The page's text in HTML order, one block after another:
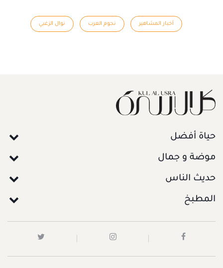
أخبار المشاهير نجوم العرب نوال الزغبي
حياة أفضل
موضة و جمال
حديث الناس
المطبخ